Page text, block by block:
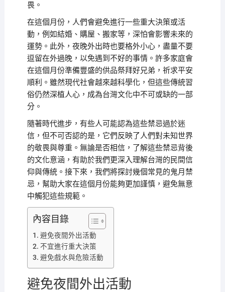
畏。
在這個月份，人們會避免進行一些重大決策或活
動，例如結婚、購屋、搬家等，深怕會影響未來的
運勢。此外，夜晚外出時也要格外小心，盡量不要
逗留在外過晚，以免遇到不好的事情。許多家庭會
在這個月份準備豐盛的供品祭拜好兄弟，祈求平安
順利。雖然現代社會越來越科學化，但這些傳統習
俗仍然深植人心，成為台灣文化中不可或缺的一部
分。
隨著時代進步，有些人可能認為這些禁忌過於迷
信，但不可否認的是，它們反映了人們對未知世界
的敬畏與尊重。無論是否相信，了解這些禁忌背後
的文化意涵，有助於我們更深入理解台灣的民間信
仰與傳統。接下來，我們將探討幾個常見的鬼月禁
忌，幫助大家在這個月份能夠更加謹慎，避免無意
中觸犯這些規範。
內容目錄
避免夜間外出活動
不宜進行重大決策
避免戲水與危險活動
避免夜間外出活動